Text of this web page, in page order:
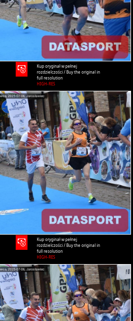
Kup oryginał w pełnej
rozdzielczości / Buy the original in
full resolution
HIGH-RES
Kup oryginał w pełnej
rozdzielczości / Buy the original in
full resolution
HIGH-RES